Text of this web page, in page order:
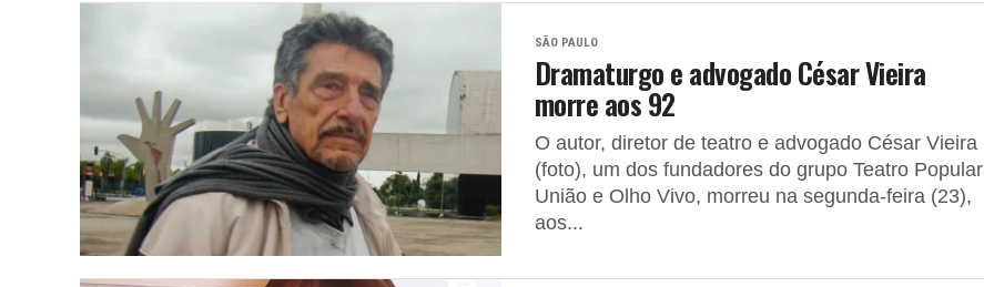
SÃO PAULO
Dramaturgo e advogado César Vieira
morre aos 92
O autor, diretor de teatro e advogado César Vieira
(foto), um dos fundadores do grupo Teatro Popular
União e Olho Vivo, morreu na segunda-feira (23),
aos...